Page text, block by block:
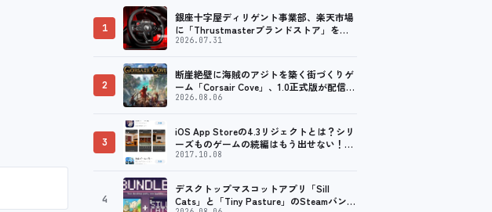
1
銀座十字屋ディリゲント事業部、楽天市場
に「Thrustmasterブランドストア」をオ
ープン。記念キャンペーンでポイントアッ
ローラーを中心に、幅広くラインナップ
2026.07.31
2
断崖絶壁に海賊のアジトを築く街づくりゲ
ーム「Corsair Cove」、1.0正式版が配信開
始！
2026.08.06
3
iOS App Storeの4.3リジェクトとは？シリ
ーズものゲームの続編はもう出せない！？
脱出ゲームで相次ぐリジェクト
2017.10.08
4
デスクトップマスコットアプリ「Sill
Cats」と「Tiny Pasture」のSteamバンド